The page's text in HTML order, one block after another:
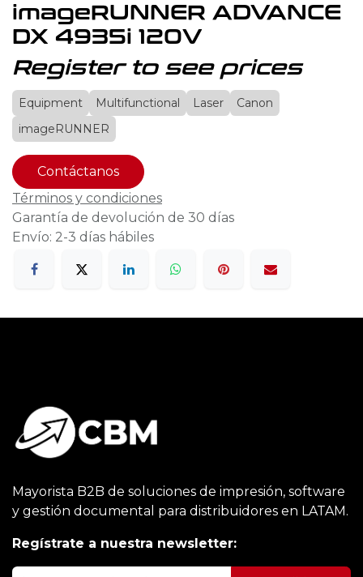
imageRUNNER ADVANCE
DX 4935i 120V
Register to see prices
Equipment Multifunctional Laser
Canon
imageRUNNER
Contáctanos
Términos y condiciones
Garantía de devolución de 30 días
Envío: 2-3 días hábiles
Mayorista B2B de soluciones de impresión, software
y gestión documental para distribuidores en LATAM.
Regístrate a nuestra newsletter: